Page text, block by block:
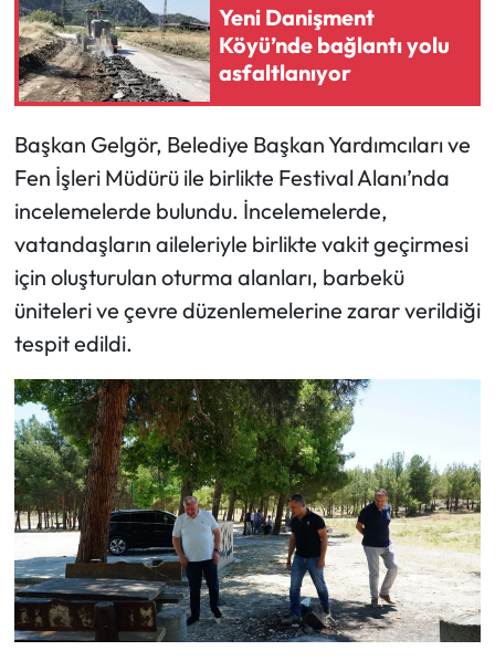
Yeni Danişment
Köyü’nde bağlantı yolu
asfaltlanıyor
Başkan Gelgör, Belediye Başkan Yardımcıları ve
Fen İşleri Müdürü ile birlikte Festival Alanı’nda
incelemelerde bulundu. İncelemelerde,
vatandaşların aileleriyle birlikte vakit geçirmesi
için oluşturulan oturma alanları, barbekü
üniteleri ve çevre düzenlemelerine zarar verildiği
tespit edildi.
Laçin Haberleri
Magazin
Mecitözü Haberleri
Oğuzlar Haberleri
Ortaköy Haberleri
Osmancık Haberleri
Otomotiv
Resmi İlan
Resmi Reklam
Sağlık
Siyaset